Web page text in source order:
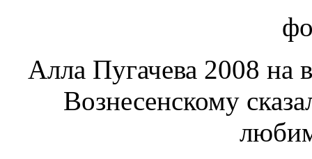
Алла Пугачева 2008
Вознесенскому